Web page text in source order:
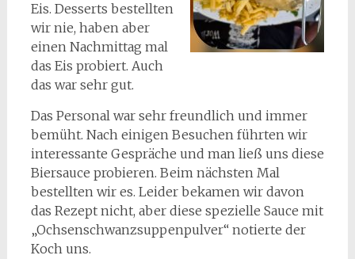
Eis. Desserts bestellten
wir nie, haben aber
einen Nachmittag mal
das Eis probiert. Auch
das war sehr gut.
Das Personal war sehr freundlich und immer
bemüht. Nach einigen Besuchen führten wir
interessante Gespräche und man ließ uns diese
Biersauce probieren. Beim nächsten Mal
bestellten wir es. Leider bekamen wir davon
das Rezept nicht, aber diese spezielle Sauce mit
„Ochsenschwanzsuppenpulver“ notierte der
Koch uns.